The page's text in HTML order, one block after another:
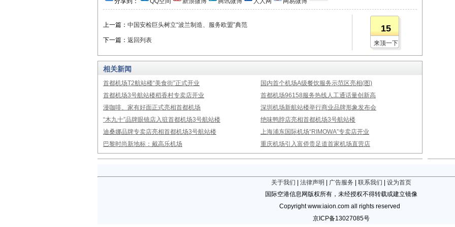
上一篇： 中国安检巨头树立“波兰制造、服务欧盟”典范
下一篇： 返回列表
15
来顶一下
相关新闻
首都机场T2航站楼“美食街”正式开业
国内首个机场A级餐饮服务示范区亮相(图)
首都机场3号航站楼稻香村专卖店开业
首都机场96158服务热线人工通话量创新高
漫咖啡、家有好面正式亮相首都机场
深圳机场新航站楼举行商业品牌形象发布会
“木九十”品牌眼镜店入驻首都机场3号航站楼
绝味鸭脖店亮相首都机场3号航站楼
迪桑娜品牌专卖店亮相首都机场3号航站楼
上海浦东国际机场“RIMOWA”专卖店开业
巴黎时尚新地标：戴高乐机场
重庆机场引入富侨贵足道首家机场直营店
关于我们 法律声明 广告服务 联系我们
设为首页
国际空港信息网版权所有，未经授权不得转载或建立镜像
Copyright www.iaion.com all rights reserved
京ICP备13027085号